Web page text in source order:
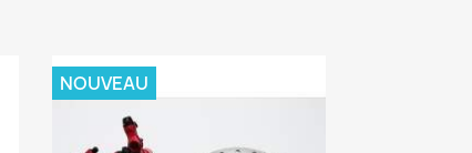
NOUVEAU